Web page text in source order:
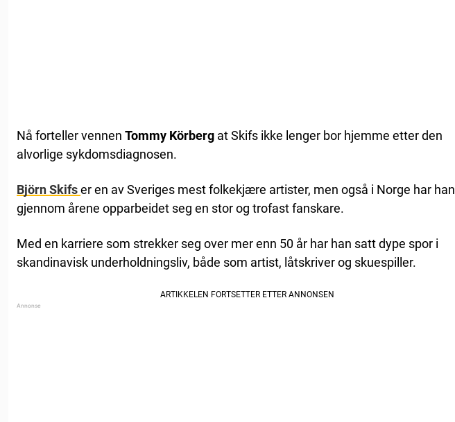
Nå forteller vennen Tommy Körberg at Skifs ikke lenger bor hjemme etter den
alvorlige sykdomsdiagnosen.
Björn Skifser en av Sveriges mest folkekjære artister, men også i Norge har han
gjennom årene opparbeidet seg en stor og trofast fanskare.
Med en karriere som strekker seg over mer enn 50 år har han satt dype spor i
skandinavisk underholdningsliv, både som artist, låtskriver og skuespiller.